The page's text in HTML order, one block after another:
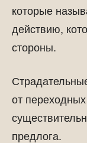
которые
действию,
стороны.
от
предлога.